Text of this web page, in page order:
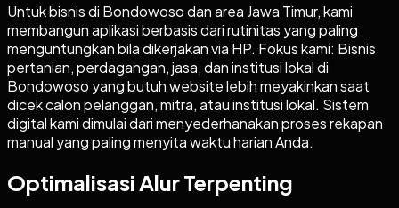
Untuk bisnis di Bondowoso dan area Jawa Timur, kami
membangun aplikasi berbasis dari rutinitas yang paling
menguntungkan bila dikerjakan via HP. Fokus kami: Bisnis
pertanian, perdagangan, jasa, dan institusi lokal di
Bondowoso yang butuh website lebih meyakinkan saat
dicek calon pelanggan, mitra, atau institusi lokal. Sistem
digital kami dimulai dari menyederhanakan proses rekapan
manual yang paling menyita waktu harian Anda.
Optimalisasi Alur Terpenting